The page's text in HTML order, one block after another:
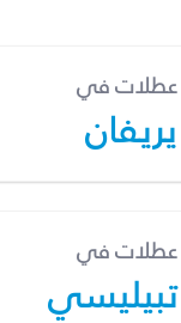
عطلات في
يريفان
عطلات في
تبيليسي